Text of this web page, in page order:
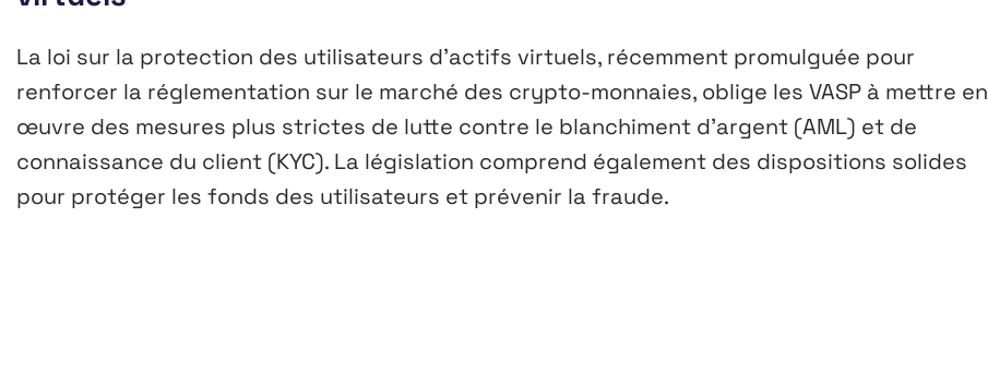
La loi sur la protection des utilisateurs d’actifs virtuels, récemment promulguée pour
renforcer la réglementation sur le marché des crypto-monnaies, oblige les VASP à mettre en
œuvre des mesures plus strictes de lutte contre le blanchiment d’argent (AML) et de
connaissance du client (KYC). La législation comprend également des dispositions solides
pour protéger les fonds des utilisateurs et prévenir la fraude.